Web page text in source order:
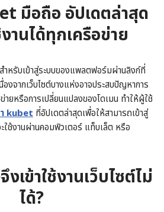
มือถือ อัปเดตล่าสุด
านได้ทุกเครือข่าย
หรับเข้าสู่ระบบของแพลตฟอร์มผ่านลิงก์ที่
องจากเว็บไซต์บางแห่งอาจประสบปัญหาการ
ายหรือการเปลี่ยนแปลงของโดเมน ทำให้ผู้ใช้
kubet ที่อัปเดตล่าสุดเพื่อให้สามารถเข้าสู่
ใช้งานผ่านคอมพิวเตอร์ แท็บเล็ต หรือ
เข้าใช้งานเว็บไซต์ไม่
ได้?